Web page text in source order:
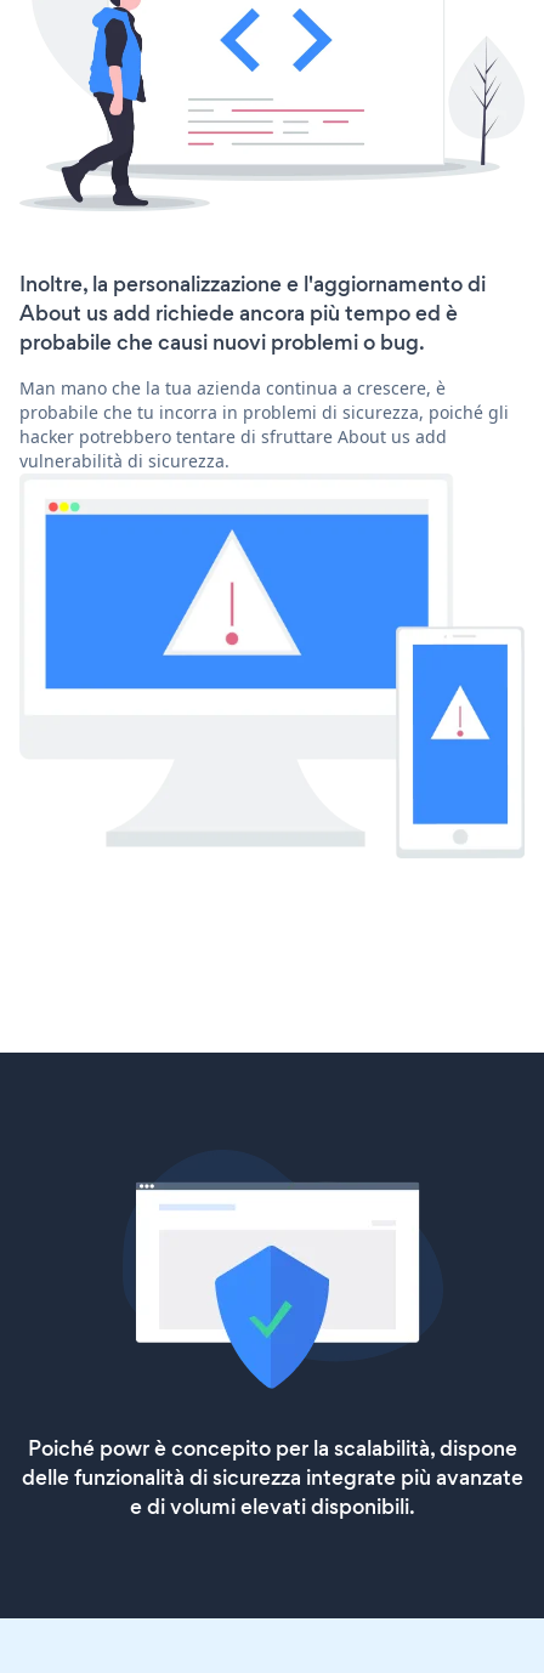
Inoltre, la personalizzazione e l'aggiornamento di
About us add richiede ancora più tempo ed è
probabile che causi nuovi problemi o bug.
Man mano che la tua azienda continua a crescere, è
probabile che tu incorra in problemi di sicurezza, poiché gli
hacker potrebbero tentare di sfruttare About us add
vulnerabilità di sicurezza.
Poiché powr è concepito per la scalabilità, dispone
delle funzionalità di sicurezza integrate più avanzate
e di volumi elevati disponibili.